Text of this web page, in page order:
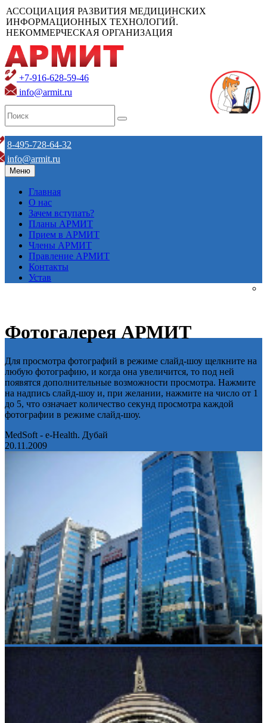
АССОЦИАЦИЯ РАЗВИТИЯ МЕДИЦИНСКИХ
ИНФОРМАЦИОННЫХ ТЕХНОЛОГИЙ.
НЕКОММЕРЧЕСКАЯ ОРГАНИЗАЦИЯ
+7-916-628-59-46
info@armit.ru
8-495-728-64-32
info@armit.ru
Меню
Главная
О нас
Зачем вступать?
Планы АРМИТ
Прием в АРМИТ
Члены АРМИТ
Правление АРМИТ
Контакты
Устав
Фотогалерея АРМИТ
Для просмотра фотографий в режиме слайд-шоу щелкните на
любую фотографию, и когда она увеличится, то под ней
появятся дополнительные возможности просмотра. Нажмите
на надпись слайд-шоу и, при желании, нажмите на число от 1
до 5, что означает количество секунд просмотра каждой
фотографии в режиме слайд-шоу.
MedSoft - e-Health. Дубай
20.11.2009